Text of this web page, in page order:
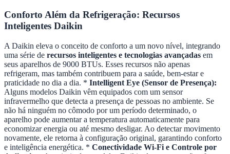
Conforto Além da Refrigeração: Recursos
Inteligentes Daikin
A Daikin eleva o conceito de conforto a um novo nível, integrando
uma série de recursos inteligentes e tecnologias avançadas em
seus aparelhos de 9000 BTUs. Esses recursos não apenas
refrigeram, mas também contribuem para a saúde, bem-estar e
praticidade no dia a dia. * Intelligent Eye (Sensor de Presença):
Alguns modelos Daikin vêm equipados com um sensor
infravermelho que detecta a presença de pessoas no ambiente. Se
não há ninguém no cômodo por um período determinado, o
aparelho pode aumentar a temperatura automaticamente para
economizar energia ou até mesmo desligar. Ao detectar movimento
novamente, ele retorna à configuração original, garantindo conforto
e inteligência energética. * Conectividade Wi-Fi e Controle por